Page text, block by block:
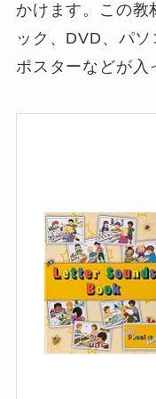
かけます。この教
ック、DVD、パソ
ポスターなどが入